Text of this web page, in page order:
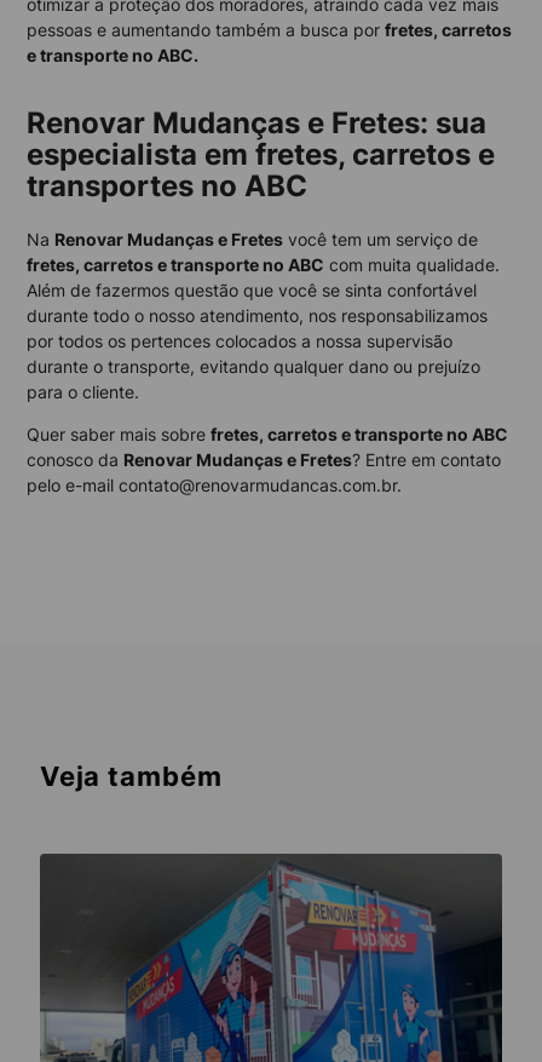
pessoas e aumentando também a busca porfretes, carretos
e transporte no ABC.
Renovar Mudanças e Fretes: sua
especialista em fretes, carretos e
transportes no ABC
Na Renovar Mudanças e Fretes você tem um serviço de
fretes, carretos e transporte no ABC com muita qualidade.
Além de fazermos questão que você se sinta confortável
durante todo o nosso atendimento, nos responsabilizamos
por todos os pertences colocados a nossa supervisão
durante o transporte, evitando qualquer dano ou prejuízo
para o cliente.
Quer saber mais sobrefretes, carretos e transporte no ABC
conosco da Renovar Mudanças e Fretes? Entre em contato
pelo e-mail contato@renovarmudancas.com.br.
Veja também